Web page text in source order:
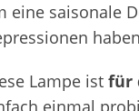
eine saisonale
Lampe ist für
einmal